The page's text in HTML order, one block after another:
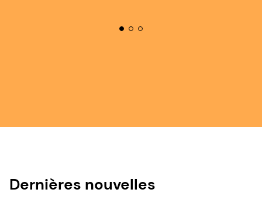
Dernières nouvelles